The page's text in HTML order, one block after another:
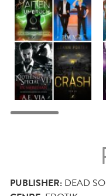
PUBLISHER: DEAD